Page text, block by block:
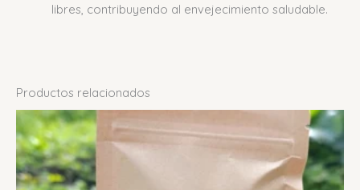
libres, contribuyendo al envejecimiento saludable.
Productos relacionados